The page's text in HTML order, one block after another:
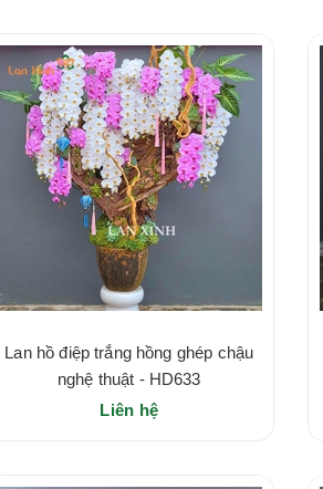
Lan hồ điệp trắng hồng ghép chậu
nghệ thuật - HD633
Liên hệ